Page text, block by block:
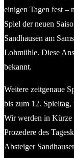
einigen Tagen fest –
Spiel der neuen
Sandhausen am
Lohmühle. Diese
bekannt.
Weitere zeitgenaue
bis zum 12.
Wir werden in Kürze
Prozedere des
Absteiger